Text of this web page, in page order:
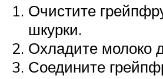
Очистите
шкурки.
Охладите молоко
Соедините